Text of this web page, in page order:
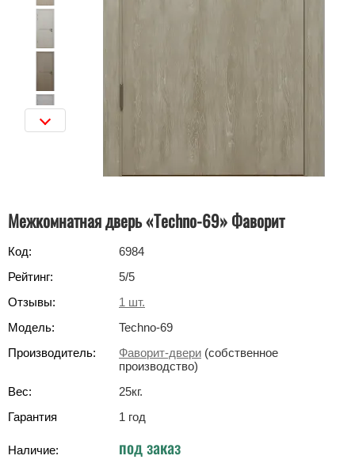
Межкомнатная дверь «Techno-69» Фаворит
Код:
6984
Рейтинг:
5/5
Отзывы:
1 шт.
Модель:
Techno-69
Производитель:
Фаворит-двери (собственное
производство)
Вес:
25кг.
Гарантия
1 год
Наличие: под заказ